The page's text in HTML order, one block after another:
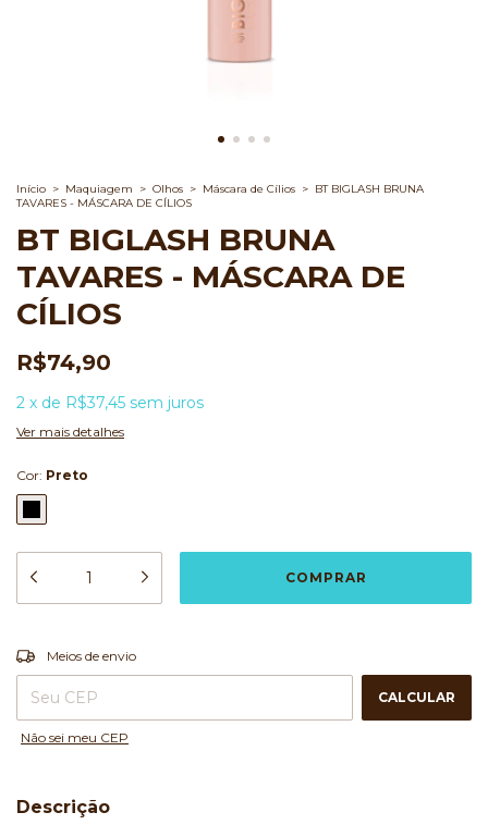
Início > Maquiagem > Olhos > Máscara de Cílios > BT BIGLASH BRUNA
TAVARES - MÁSCARA DE CÍLIOS
BT BIGLASH BRUNA
TAVARES - MÁSCARA DE
CÍLIOS
R$74,90
2 x de R$37,45 sem juros
Ver mais detalhes
Cor: Preto
Entregas para o CEP:
Meios de envio
CALCULAR
Não sei meu CEP
Descrição